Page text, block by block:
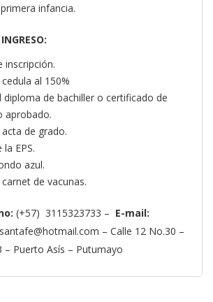
infancia.
inscripción.
al 150%
diploma de bachiller o certificado de
aprobado.
de grado.
EPS.
azul.
de vacunas.
(+57) 3115323733 – E-mail:
– Calle 12 No.30 –
– Puerto Asís – Putumayo